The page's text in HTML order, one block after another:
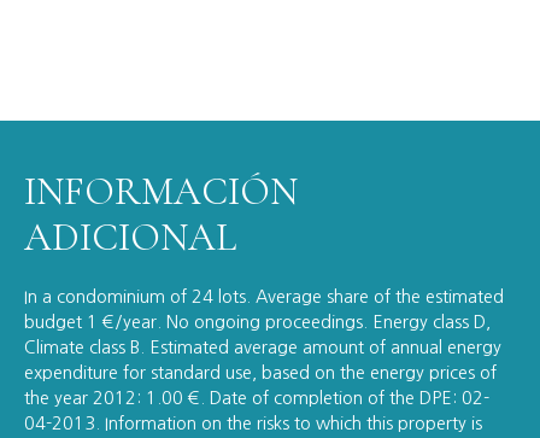
INFORMACIÓN
ADICIONAL
In a condominium of 24 lots. Average share of the estimated
budget 1 €/year. No ongoing proceedings. Energy class D,
Climate class B. Estimated average amount of annual energy
expenditure for standard use, based on the energy prices of
the year 2012: 1.00 €. Date of completion of the DPE: 02-
04-2013. Information on the risks to which this property is